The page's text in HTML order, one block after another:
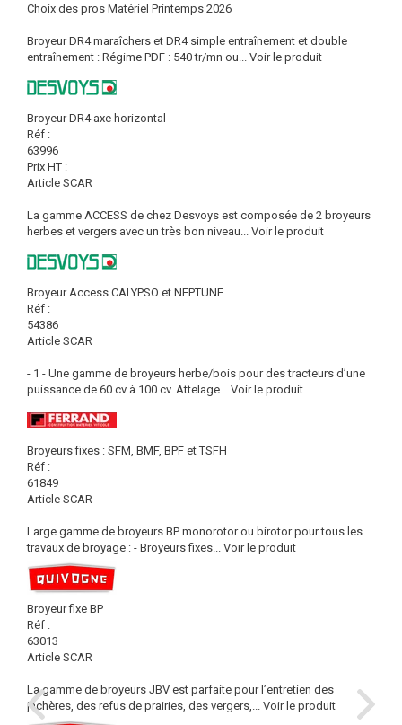
Choix des pros Matériel Printemps 2026
Broyeur DR4 maraîchers et DR4 simple entraînement et double
entraînement : Régime PDF : 540 tr/mn ou... Voir le produit
Broyeur DR4 axe horizontal
Réf :
63996
Prix HT :
Article SCAR
La gamme ACCESS de chez Desvoys est composée de 2 broyeurs
herbes et vergers avec un très bon niveau... Voir le produit
Broyeur Access CALYPSO et NEPTUNE
Réf :
54386
Article SCAR
- 1 - Une gamme de broyeurs herbe/bois pour des tracteurs d’une
puissance de 60 cv à 100 cv. Attelage... Voir le produit
Broyeurs fixes : SFM, BMF, BPF et TSFH
Réf :
61849
Article SCAR
Large gamme de broyeurs BP monorotor ou birotor pour tous les
travaux de broyage : - Broyeurs fixes... Voir le produit
Broyeur fixe BP
Réf :
63013
Article SCAR
La gamme de broyeurs JBV est parfaite pour l’entretien des
jachères, des refus de prairies, des vergers,... Voir le produit